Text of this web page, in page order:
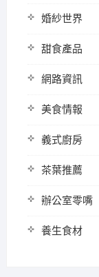
婚紗世界
甜食產品
網路資訊
美食情報
義式廚房
茶葉推薦
辦公室零嘴
養生食材